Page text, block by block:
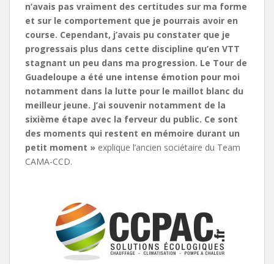
n’avais pas vraiment des certitudes sur ma forme
et sur le comportement que je pourrais avoir en
course. Cependant, j’avais pu constater que je
progressais plus dans cette discipline qu’en VTT
stagnant un peu dans ma progression. Le Tour de
Guadeloupe a été une intense émotion pour moi
notamment dans la lutte pour le maillot blanc du
meilleur jeune. J’ai souvenir notamment de la
sixième étape avec la ferveur du public. Ce sont
des moments qui restent en mémoire durant un
petit moment » explique l’ancien sociétaire du Team
CAMA-CCD.